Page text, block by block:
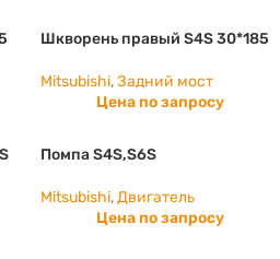
Шкворень правый S4S 30*185
Mitsubishi,Задний мост
Цена по запросу
Помпа S4S,S6S
Mitsubishi,Двигатель
Цена по запросу